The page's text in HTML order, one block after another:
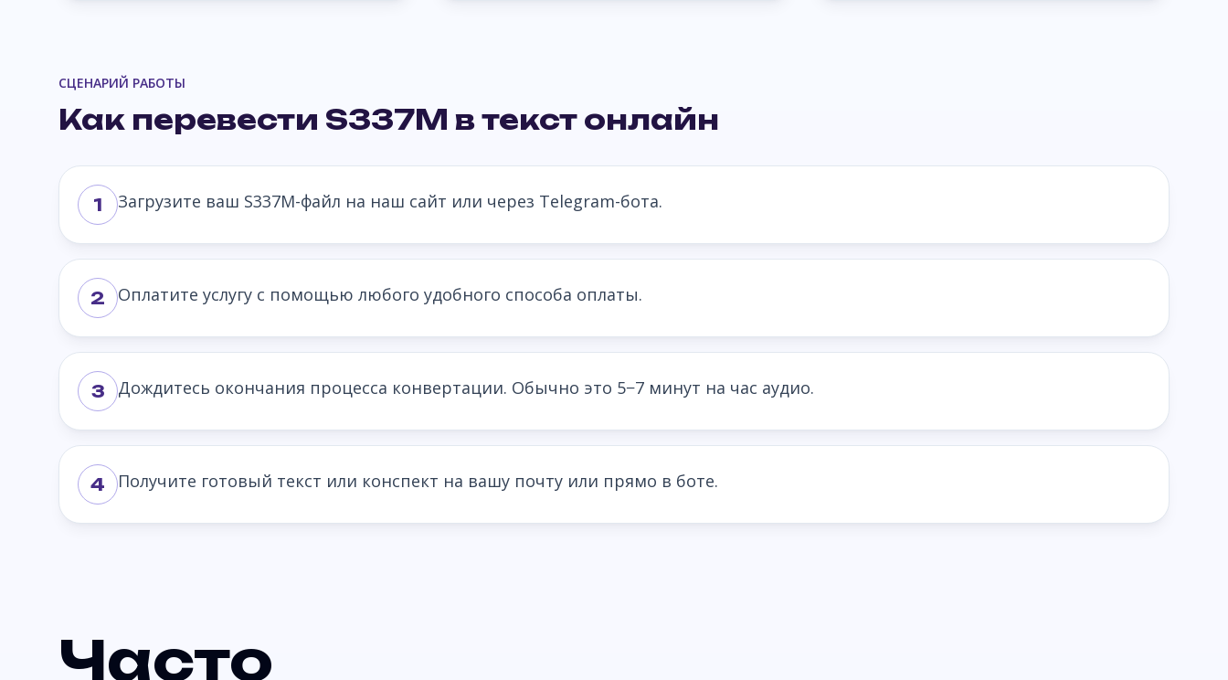
СЦЕНАРИЙ РАБОТЫ
Как перевести S337M в текст онлайн
1 Загрузите ваш S337M-файл на наш сайт или через Telegram-бота.
2 Оплатите услугу с помощью любого удобного способа оплаты.
3 Дождитесь окончания процесса конвертации. Обычно это 5−7 минут на час аудио.
4 Получите готовый текст или конспект на вашу почту или прямо в боте.
Часто